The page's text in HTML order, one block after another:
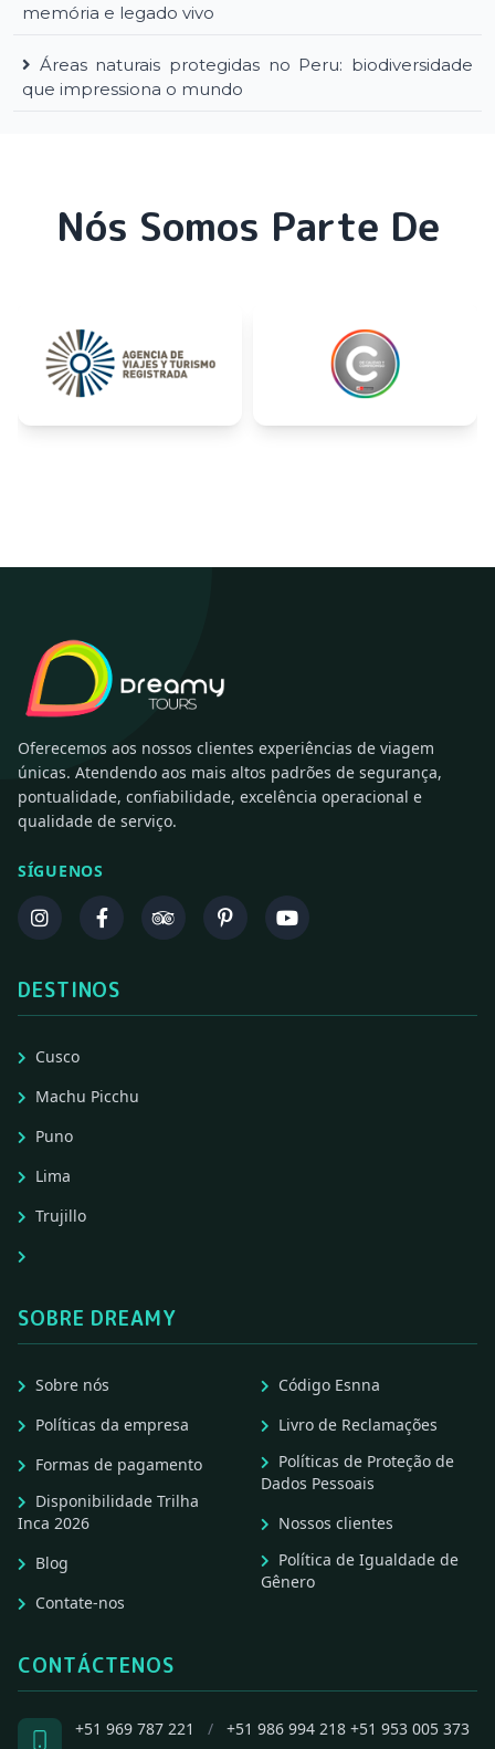
memória e legado vivo
Áreas naturais protegidas no Peru: biodiversidade
que impressiona o mundo
Nós Somos Parte De
Oferecemos aos nossos clientes experiências de viagem
únicas. Atendendo aos mais altos padrões de segurança,
pontualidade, confiabilidade, excelência operacional e
qualidade de serviço.
SÍGUENOS
DESTINOS
Cusco
Machu Picchu
Puno
Lima
Trujillo
SOBRE DREAMY
Sobre nós
Políticas da empresa
Formas de pagamento
Disponibilidade Trilha
Inca 2026
Blog
Contate-nos
Código Esnna
Livro de Reclamações
Políticas de Proteção de
Dados Pessoais
Nossos clientes
Política de Igualdade de
Gênero
CONTÁCTENOS
+51 969 787 221 / +51 986 994 218 +51 953 005 373